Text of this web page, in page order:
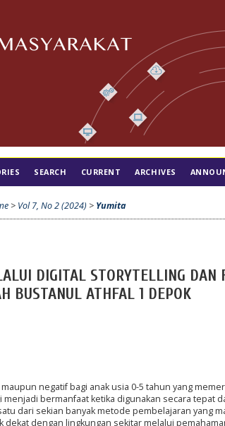
SEARCH CURRENT ARCHIVES
> Vol 7, No 2 (2024) > Yumita
DIGITAL STORYTELLING DAN
BUSTANUL ATHFAL 1 DEPOK
negatif bagi anak usia 0-5 tahun yang
bermanfaat ketika digunakan secara tepat
dari sekian banyak metode pembelajaran yang
dekat dengan lingkungan sekitar melalui